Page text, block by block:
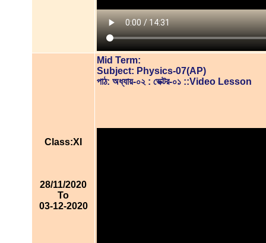
Class:XI
28/11/2020
To
03-12-2020
Mid Term:
Subject: Physics-07(AP)
পাঠ: অধ্যায়-০২ : ভেক্টর-০১ ::Video Lesson